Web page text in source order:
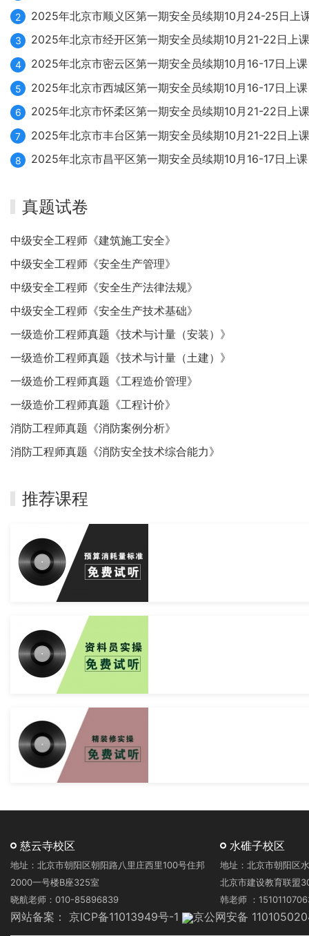
2 2025年北京市顺义区第一期安全员续期10月24-25日上
3 2025年北京市经开区第一期安全员续期10月21-22日上课
4 2025年北京市密云区第一期安全员续期10月16-17日上课
5 2025年北京市西城区第一期安全员续期10月16-17日上课
6 2025年北京市怀柔区第一期安全员续期10月21-22日上课
7 2025年北京市丰台区第一期安全员续期10月21-22日上课
8 2025年北京市昌平区第一期安全员续期10月16-17日上课
真题试卷
中级安全工程师《建筑施工安全》
中级安全工程师《安全生产管理》
中级安全工程师《安全生产法律法规》
中级安全工程师《安全生产技术基础》
一级造价工程师真题《技术与计量（安装）》
一级造价工程师真题《技术与计量（土建）》
一级造价工程师真题《工程造价管理》
一级造价工程师真题《工程计价》
消防工程师真题《消防案例分析》
消防工程师真题《消防安全技术综合能力》
推荐课程
慈云寺校区
地址：北京市朝阳区朝阳路八里庄西里100号住邦
2000一号楼B座325室
晓航老师：010-85896839
水碓子校区
地址：北京市朝阳区
北京市建设教育联盟
韩老师 ：
网站备案： 京ICP备11013949号-1 京公网安备